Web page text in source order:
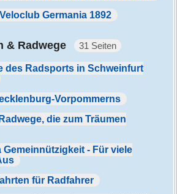
Germania 1892
& Radwege 31 Seiten
des Radsports in Schweinfurt
Vorpommerns
die zum Träumen
Gemeinnützigkeit - Für viele
für Radfahrer